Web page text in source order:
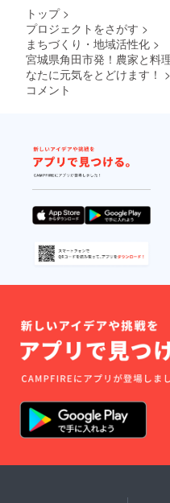
トップ >
プロジェクトをさがす >
まちづくり・地域活性化 >
宮城県角田市発！農家と料
なたに元気をとどけます！ >
コメント